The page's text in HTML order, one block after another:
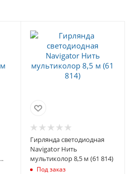
Гирлянда светодиодная
Navigator Нить
мультиколор 8,5 м (61 814)
Под заказ